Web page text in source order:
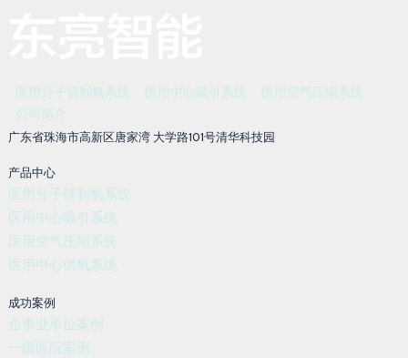
医用分子筛制氧系统 医用中心吸引系统
医用空气压缩系统
公司简介
广东省珠海市高新区唐家湾 大学路101号清华科技园
产品中心
医用分子筛制氧系统
医用中心吸引系统
医用空气压缩系统
医用中心供氧系统
成功案例
企事业单位案例
一级医院案例